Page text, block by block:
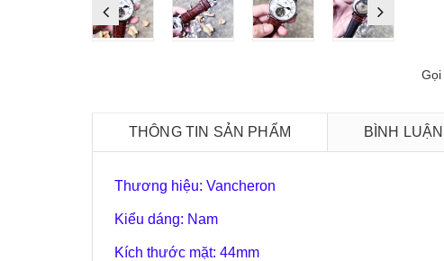
Gọi
THÔNG TIN SẢN PHẨM BÌNH LUẬN
Thương hiệu: Vancheron
Kiểu dáng: Nam
Kích thước mặt: 44mm